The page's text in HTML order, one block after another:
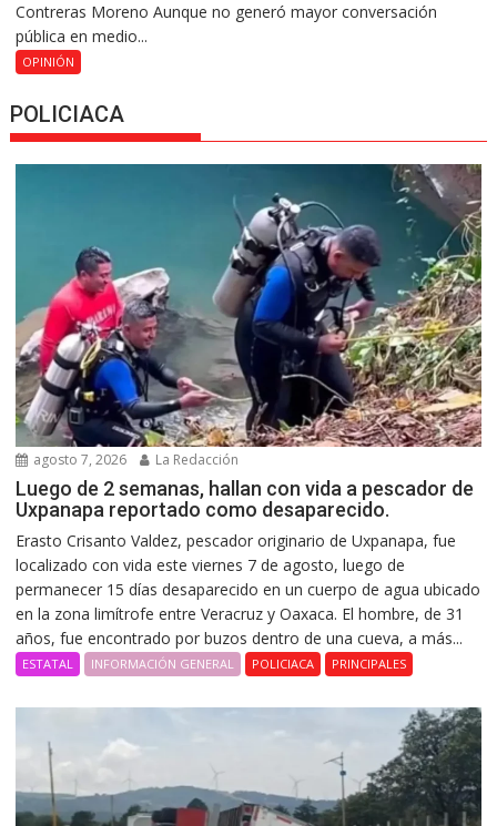
Contreras Moreno Aunque no generó mayor conversación
pública en medio...
OPINIÓN
POLICIACA
agosto 7, 2026 La Redacción
Luego de 2 semanas, hallan con vida a pescador de
Uxpanapa reportado como desaparecido.
Erasto Crisanto Valdez, pescador originario de Uxpanapa, fue
localizado con vida este viernes 7 de agosto, luego de
permanecer 15 días desaparecido en un cuerpo de agua ubicado
en la zona limítrofe entre Veracruz y Oaxaca. El hombre, de 31
años, fue encontrado por buzos dentro de una cueva, a más...
ESTATAL INFORMACIÓN GENERAL POLICIACA PRINCIPALES